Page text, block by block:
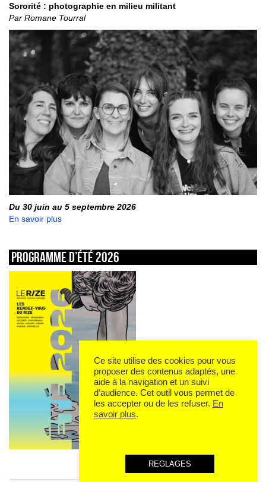
Sororité : photographie en milieu militant
Par Romane Tourral
Du 30 juin au 5 septembre 2026
En savoir plus
Programme d’été 2026
Ce site utilise des cookies pour vous
proposer des contenus adaptés, une
aide à la navigation et un suivi
d’audience. Cet outil vous permet de
les accepter ou de les refuser. En
savoir plus.
REGLAGES